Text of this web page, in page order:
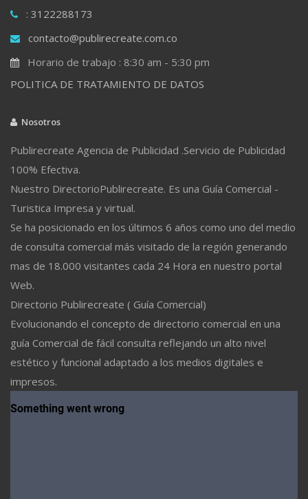
: 3122288173
contacto@publirecreate.com.co
Horario de trabajo : 8:30 am - 5:30 pm
POLITICA DE TRATAMIENTO DE DATOS
Nosotros
Publirecreate Agencia de Publicidad .Servicio de Publicidad
100% Efectiva.
Nuestro DirectorioPublirecreate. Es una Guía Comercial -
Turistica Impresa y virtual.
Se ha posicionado en los últimos 6 años como uno del medio
de consulta comercial más visitado de la región generando
mas de 18.000 visitantes cada 24 Hora en nuestro portal
Web.
Directorio Publirecreate ( Guía Comercial)
Evolucionando el concepto de directorio comercial en una
guía Comercial de fácil consulta reflejando un alto nivel
estético y funcional adaptado a los medios digitales e
impresos.